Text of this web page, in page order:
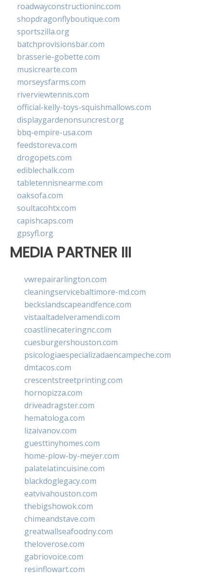
roadwayconstructioninc.com
shopdragonflyboutique.com
sportszilla.org
batchprovisionsbar.com
brasserie-gobette.com
musicrearte.com
morseysfarms.com
riverviewtennis.com
official-kelly-toys-squishmallows.com
displaygardenonsuncrest.org
bbq-empire-usa.com
feedstoreva.com
drogopets.com
ediblechalk.com
tabletennisnearme.com
oaksofa.com
soultacohtx.com
capishcaps.com
gpsyfl.org
MEDIA PARTNER III
vwrepairarlington.com
cleaningservicebaltimore-md.com
beckslandscapeandfence.com
vistaaltadelveramendi.com
coastlinecateringnc.com
cuesburgershouston.com
psicologiaespecializadaencampeche.com
dmtacos.com
crescentstreetprinting.com
hornopizza.com
driveadragster.com
hematologa.com
lizaivanov.com
guesttinyhomes.com
home-plow-by-meyer.com
palatelatincuisine.com
blackdoglegacy.com
eatvivahouston.com
thebigshowok.com
chimeandstave.com
greatwallseafoodny.com
theloverose.com
gabriovoice.com
resinflowart.com